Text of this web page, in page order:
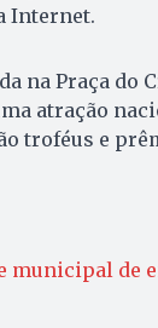
Internet.
na Praça do
atração
troféus e
municipal de